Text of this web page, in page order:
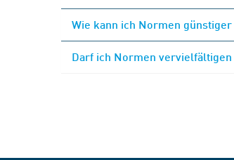
Wie kann ich Normen
Darf ich Normen